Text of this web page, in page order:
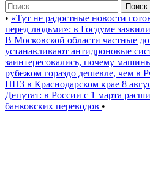
Поиск
• «Тут не радостные новости
перед людьми»: в Госдуме
В Московской области частные
устанавливают антидроновые
заинтересовались, почему
рубежом гораздо дешевле, чем в
НПЗ в Краснодарском крае 8
Депутат: в России с 1 марта
банковских переводов •